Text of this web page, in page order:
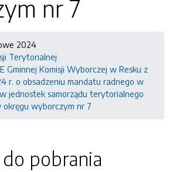
nr 7
2024
Terytorialnej
Gminnej Komisji Wyborczej w Resku z
r. o obsadzeniu mandatu radnego w
jednostek samorządu terytorialnego
okręgu wyborczym nr 7
do pobrania